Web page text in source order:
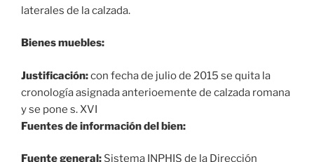
laterales de la calzada.
Bienes muebles:
Justificación:con fecha de julio de 2015 se quita la
cronología asignada anterioemente de calzada romana
y se pone s. XVI
Fuentes de información del bien:
Fuente general: Sistema INPHIS de la Dirección